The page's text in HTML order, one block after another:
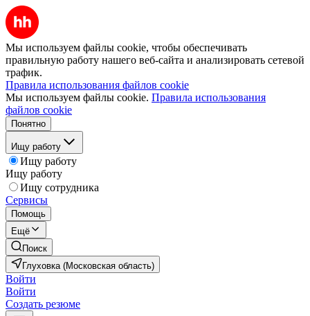
Мы используем файлы cookie, чтобы обеспечивать
правильную работу нашего веб-сайта и анализировать сетевой
трафик.
Правила использования файлов cookie
Мы используем файлы cookie. Правила использования
файлов cookie
Понятно
Ищу работу
Ищу работу
Ищу работу
Ищу сотрудника
Сервисы
Помощь
Ещё
Поиск
Глуховка (Московская область)
Войти
Войти
Создать резюме